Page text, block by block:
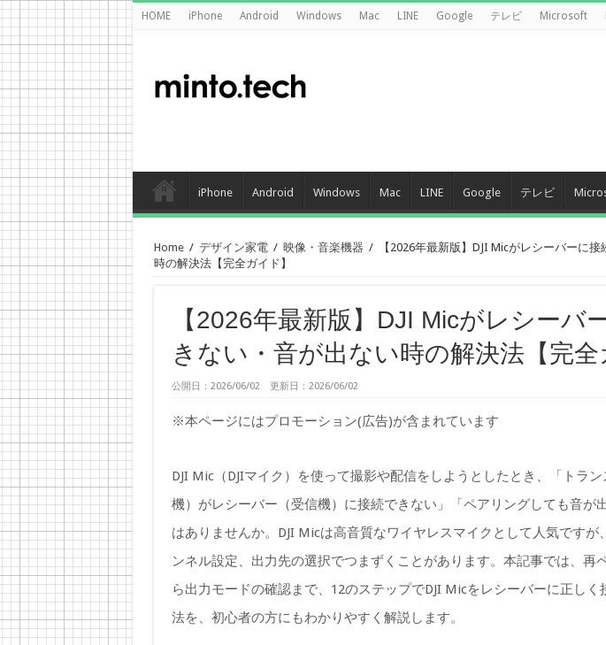
HOME iPhone Android Windows Mac LINE Google テレビ Microsoft
iPhone Android Windows Mac LINE Google テレビ
Home / デザイン家電 / 映像・音楽機器 /
【2026年最新版】DJI Micがレシーバーに
時の解決法【完全ガイド】
【2026年最新版】DJI Micがレシーバ
きない・音が出ない時の解決法【完全
公開日：2026/06/02 更新日：2026/06/02
※本ページにはプロモーション(広告)が含まれています
DJI Mic（DJIマイク）を使って撮影や配信をしようとしたとき、「トラ
機）がレシーバー（受信機）に接続できない」「ペアリングしても音が
はありませんか。DJI Micは高音質なワイヤレスマイクとして人気ですが
ンネル設定、出力先の選択でつまずくことがあります。本記事では、再
ら出力モードの確認まで、12のステップでDJI Micをレシーバーに正しく
法を、初心者の方にもわかりやすく解説します。